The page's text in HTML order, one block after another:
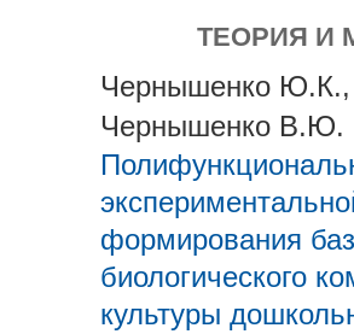
ТЕОРИЯ И
Чернышенко Ю.К.,
Чернышенко В.Ю.
формирования
биологического
культуры